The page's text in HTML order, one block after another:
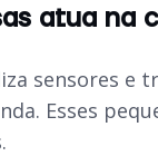
atua na
sensores e
Esses